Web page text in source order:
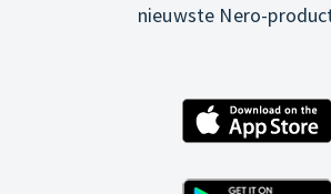
nieuwste Nero-